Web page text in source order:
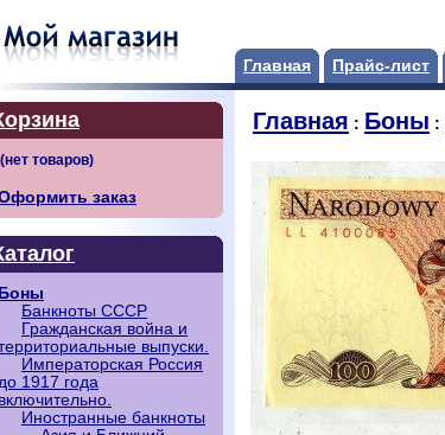
Главная Прайс-лист
заказ
Боны
Банкноты СССР
Гражданская война и
выпуски.
Императорская Россия
1917 года
включительно.
Иностранные банкноты
Главная : Боны :